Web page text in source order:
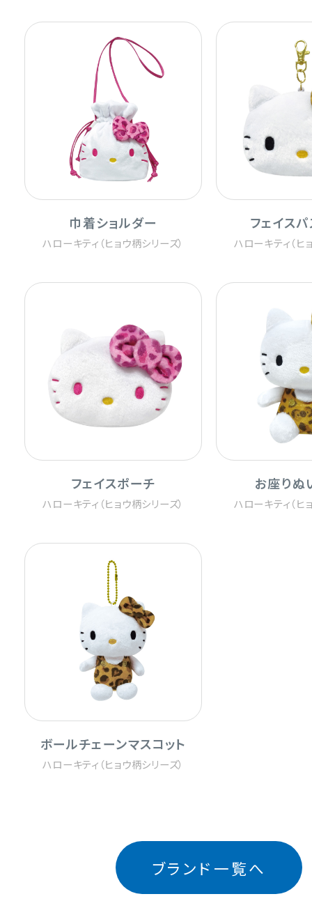
巾着ショルダー
ハローキティ（ヒョウ柄シリーズ）
フェイス
ハローキティ（ヒ
フェイスポーチ
ハローキティ（ヒョウ柄シリーズ）
お座りぬ
ハローキティ（ヒ
ボールチェーンマスコット
ハローキティ（ヒョウ柄シリーズ）
ブランド一覧へ